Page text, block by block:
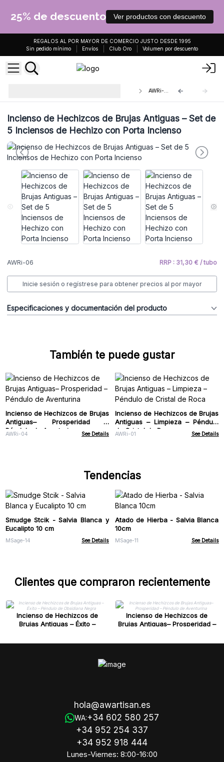
25% de descuento Ver productos con descuento
REGALOS AL POR MAYOR DE COMERCIO JUSTO DESDE 1995
Sin pedido mínimo
Envíos Club Oro Volumen por descuento
AWRi-06
Incienso de Hechizcos de Brujas Antiguas – Set de
5 Inciensos de Hechizo con Porta Incienso
AWRi-06 RRP : 31,30 € / tubo
Inicie sesión o regístrese para obtener precios al por mayor
Especificaciones y documentación del producto
También te puede gustar
Incienso de Hechizcos de Brujas
Antiguas– Prosperidad –
Péndulo de Aventurina
AWRi-04 See Details
Incienso de Hechizcos de Brujas
Antiguas – Limpieza – Péndulo
de Cristal de Roca
AWRi-01 See Details
Tendencias
Smudge Stcik - Salvia Blanca y
Eucalipto 10 cm
MSage-14 See Details
Atado de Hierba - Salvia Blanca
10cm
MSage-11 See Details
Clientes que compraron recientemente
Incienso de Hechizcos de
Brujas Antiguas – Éxito –
Incienso de Hechizcos de
Brujas Antiguas– Prosperidad –
hola@awartisan.es
WA:+34 602 580 257
+34 952 254 337
+34 952 918 444
Lunes-Viernes: 8:00-16:00